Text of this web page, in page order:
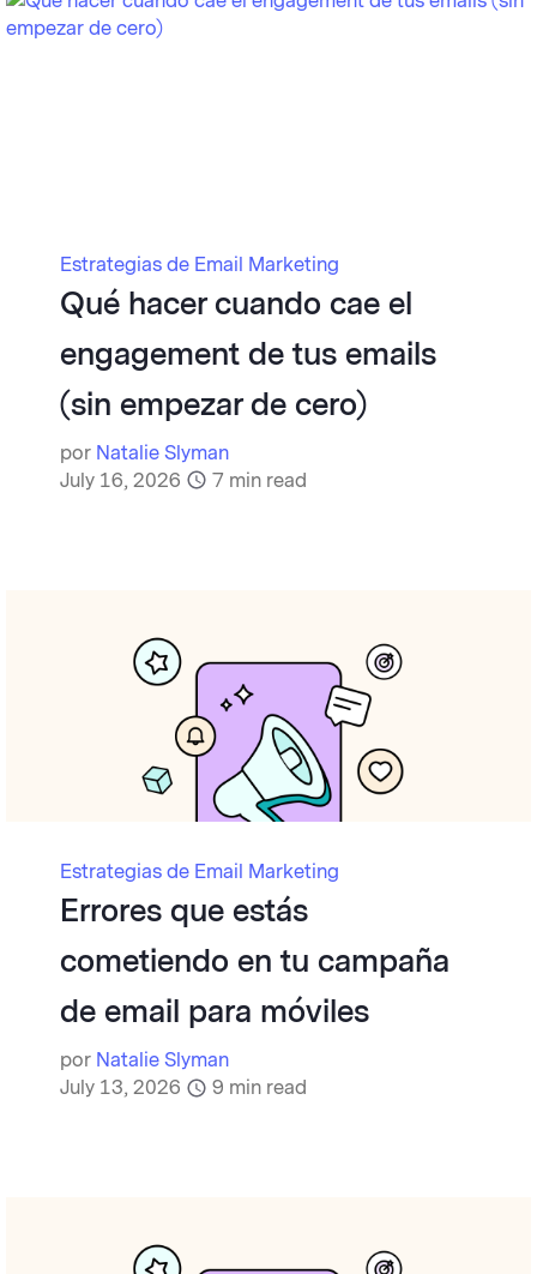
Estrategias de Email Marketing
Qué hacer cuando cae el
engagement de tus emails
(sin empezar de cero)
por Natalie Slyman
July 16, 2026
7 min read
Estrategias de Email Marketing
Errores que estás
cometiendo en tu campaña
de email para móviles
por Natalie Slyman
July 13, 2026
9 min read